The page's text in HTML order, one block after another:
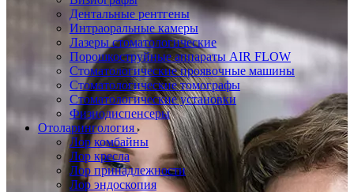
Дентальные рентгены
Интраоральные камеры
Лазеры стоматологические
Порошкоструйные аппараты AIR FLOW
Стоматологические проявочные машины
Стоматологические томографы
Стоматологические установки
Физиодиспенсеры
Отоларингология
Лор комбайны
Лор кресла
Лор принадлежности
Лор эндоскопия